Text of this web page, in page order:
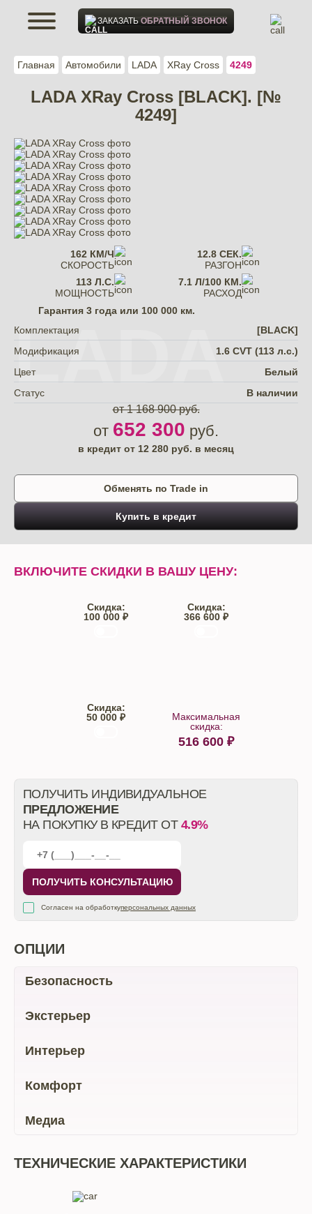
Главная Автомобили LADA XRay Cross 4249
LADA XRay Cross [BLACK]. [№
4249]
LADA
Гарантия 3 года или 100 000 км.
Комплектация
[BLACK]
Модификация
1.6 CVT (113 л.с.)
Цвет
Белый
Статус
В наличии
от 1 168 900 руб.
от 652 300 руб.
в кредит от 12 280 руб. в месяц
162 КМ/Ч
СКОРОСТЬ
12.8 СЕК.
РАЗГОН
113 Л.С.
МОЩНОСТЬ
7.1 Л/100 КМ.
РАСХОД
Обменять по Trade in
Купить в кредит
ВКЛЮЧИТЕ СКИДКИ В ВАШУ ЦЕНУ:
Скидка:
100 000 ₽
Скидка:
366 600 ₽
Скидка:
50 000 ₽
Максимальная
скидка:
516 600 ₽
ПОЛУЧИТЬ ИНДИВИДУАЛЬНОЕ
ПРЕДЛОЖЕНИЕ
НА ПОКУПКУ В КРЕДИТ ОТ 4.9%
ПОЛУЧИТЬ КОНСУЛЬТАЦИЮ
Согласен на обработкуперсональных данных
ОПЦИИ
Безопасность
Экстерьер
Интерьер
Комфорт
Медиа
ТЕХНИЧЕСКИЕ ХАРАКТЕРИСТИКИ
ЗАКАЗАТЬОБРАТНЫЙ ЗВОНОК